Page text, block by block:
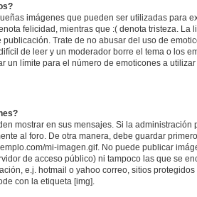
imágenes que pueden ser utilizadas para
felicidad, mientras que :( denota tristeza. La
publicación. Trate de no abusar del uso de
de leer y un moderador borre el tema o los
un límite para el número de emoticones a
mostrar en sus mensajes. Si la administración
al foro. De otra manera, debe guardar
mi-imagen.gif. No puede publicar
de acceso público) ni tampoco las que se
e.j. hotmail o yahoo correo, sitios
con la etiqueta [img].